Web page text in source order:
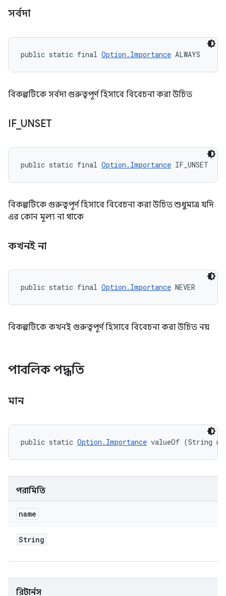
সর্বদা
public static final Option.Importance ALWAYS
বিকল্পটিকে সর্বদা গুরুত্বপূর্ণ হিসাবে বিবেচনা করা উচিত
IF_ UNSET
public static final Option.Importance IF_UNSET
বিকল্পটিকে গুরুত্বপূর্ণ হিসাবে বিবেচনা করা উচিত শুধুমাত্র যদি
এর কোন মূল্য না থাকে
কখনই না
public static final Option.Importance NEVER
বিকল্পটিকে কখনই গুরুত্বপূর্ণ হিসাবে বিবেচনা করা উচিত নয়
পাবলিক পদ্ধতি
মান
public static Option.Importance valueOf (String
পরামিতি
name
String
রিটার্নস